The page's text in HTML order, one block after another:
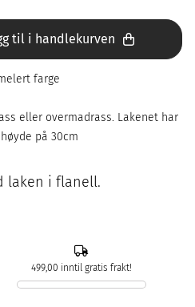
til i handlekurven
farge
eller overmadrass. Lakenet har
på 30cm
laken i flanell.
499,00 inntil gratis frakt!